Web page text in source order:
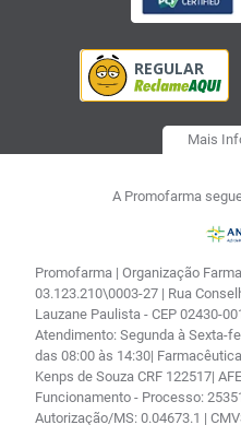
Mais
A Promofarma
Promofarma | Organização
03.123.210\0003-27 | Rua
Lauzane Paulista - CEP 02430-
Atendimento: Segunda à Sexta-
das 08:00 às 14:30|
Kenps de Souza CRF 122517|
Funcionamento - Processo:
Autorização/MS: 0.04673.1 |